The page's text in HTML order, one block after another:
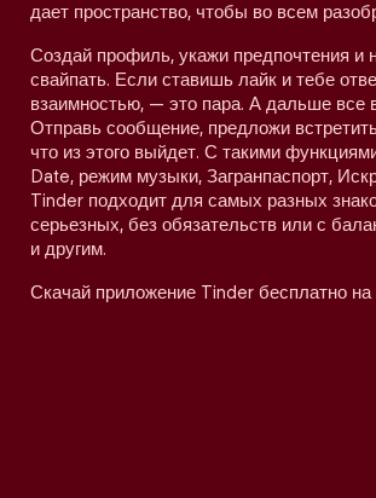
дает пространство, чтобы во всем
Создай профиль, укажи предпочтения и
свайпать. Если ставишь лайк и тебе
взаимностью, — это пара. А дальше все
Отправь сообщение, предложи
что из этого выйдет. С такими
Date, режим музыки, Загранпаспорт,
Tinder подходит для самых разных
серьезных, без обязательств или с
и другим.
Скачай приложение Tinder бесплатно